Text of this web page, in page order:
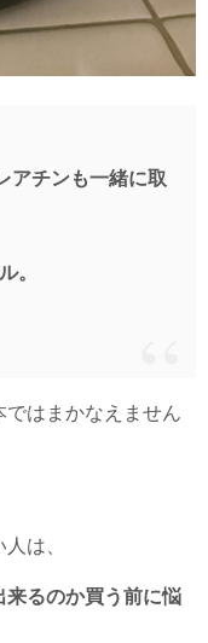
アチンも一緒に取
。
はまかなえません
は、
来るのか買う前に悩